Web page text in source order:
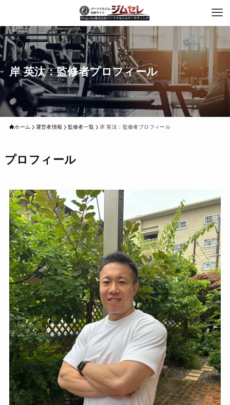
岸 英汰：監修者プロフィール
ホーム 運営者情報 監修者一覧 岸 英汰：監修者プロフィール
プロフィール